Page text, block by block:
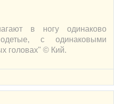
в ногу одинаково
с одинаковыми
головах" © Кий.